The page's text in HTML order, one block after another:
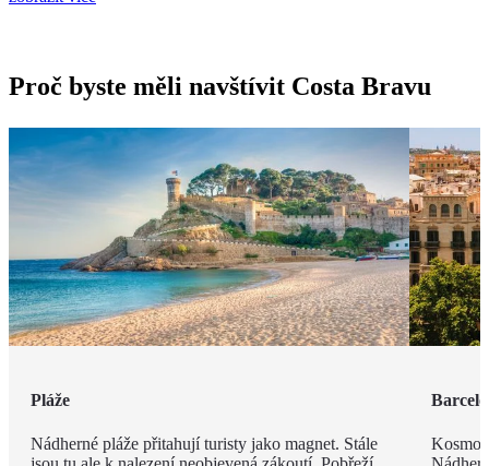
Proč byste měli navštívit Costa Bravu
Pláže
Nádherné pláže přitahují turisty jako magnet. Stále